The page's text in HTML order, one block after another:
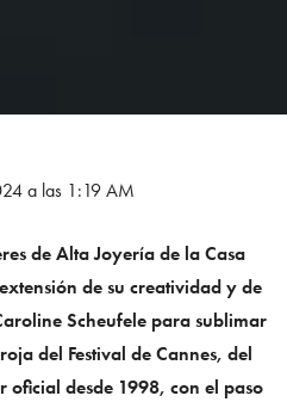
a las 1:19 AM
de Alta Joyería de la Casa
de su creatividad y de
Scheufele para sublimar
del Festival de Cannes, del
desde 1998, con el paso